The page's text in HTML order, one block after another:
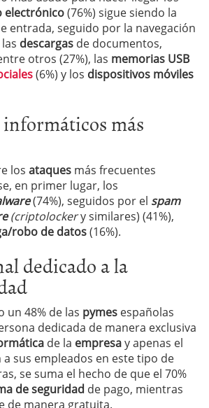
electrónico(76%) sigue siendo la
entrada, seguido por la navegación
descargas de documentos,
otros (27%), las memorias USB
(6%) y los dispositivos móviles
informáticos más
los ataques más frecuentes
en primer lugar, los
(74%), seguidos por el spam
(criptolockery similares) (41%),
robo de datos(16%).
dedicado a la
un 48% de las pymes españolas
dedicada de manera exclusiva
de la empresay apenas el
a sus empleados en este tipo de
se suma el hecho de que el 70%
de seguridad de pago, mientras
de manera gratuita.